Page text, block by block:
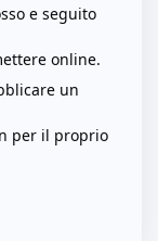
e seguito
online.
un
per il proprio